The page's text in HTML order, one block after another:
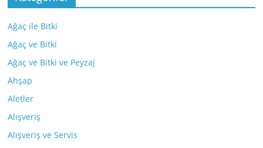
Ağaç ile Bitki
Ağaç ve Bitki
Ağaç ve Bitki ve Peyzaj
Ahşap
Aletler
Alışveriş
Alışveriş ve Servis